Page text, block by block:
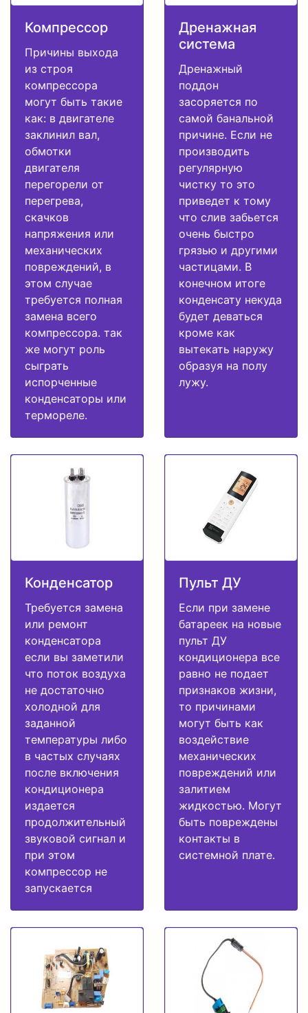
Компрессор
Причины выхода
из строя
компрессора
могут быть такие
как: в двигателе
заклинил вал,
обмотки
двигателя
перегорели от
перегрева,
скачков
напряжения или
механических
повреждений, в
этом случае
требуется полная
замена всего
компрессора. так
же могут роль
сыграть
испорченные
конденсаторы или
термореле.
Дренажная
система
Дренажный
поддон
засоряется по
самой банальной
причине. Если не
производить
регулярную
чистку то это
приведет к тому
что слив забьется
очень быстро
грязью и другими
частицами. В
конечном итоге
конденсату некуда
будет деваться
кроме как
вытекать наружу
образуя на полу
лужу.
Конденсатор
Требуется замена
или ремонт
конденсатора
если вы заметили
что поток воздуха
не достаточно
холодной для
заданной
температуры либо
в частых случаях
после включения
кондиционера
издается
продолжительный
звуковой сигнал и
при этом
компрессор не
запускается
Пульт ДУ
Если при замене
батареек на новые
пульт ДУ
кондиционера все
равно не подает
признаков жизни,
то причинами
могут быть как
воздействие
механических
повреждений или
залитием
жидкостью. Могут
быть повреждены
контакты в
системной плате.